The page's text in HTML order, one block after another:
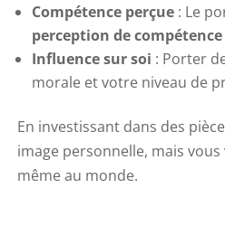
Compétence perçue : Le
perception de compétence
Influence sur soi : Porter
morale et votre niveau de
En investissant dans des
image personnelle, mais
même au monde.